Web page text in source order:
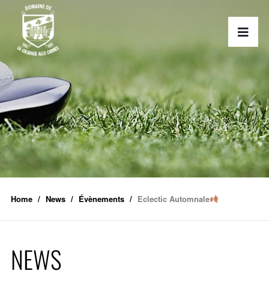
Home News Évènements Eclectic Automnale
NEWS